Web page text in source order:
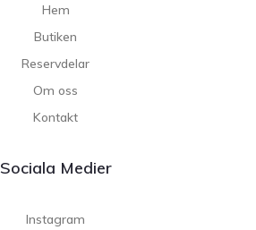
Hem
Butiken
Reservdelar
Om oss
Kontakt
Sociala Medier
Instagram